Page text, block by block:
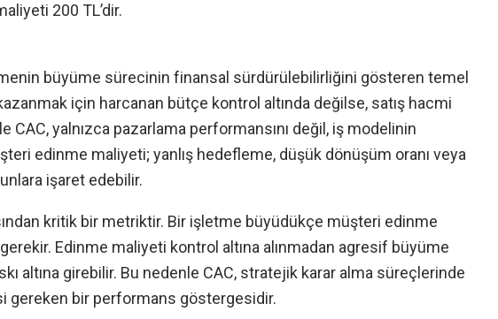
200 TL’dir.
büyüme sürecinin finansal sürdürülebilirliğini gösteren temel
için harcanan bütçe kontrol altında değilse, satış hacmi
CAC, yalnızca pazarlama performansını değil, iş modelinin
edinme maliyeti; yanlış hedefleme, düşük dönüşüm oranı veya
işaret edebilir.
kritik bir metriktir. Bir işletme büyüdükçe müşteri edinme
Edinme maliyeti kontrol altına alınmadan agresif büyüme
altına girebilir. Bu nedenle CAC, stratejik karar alma süreçlerinde
gereken bir performans göstergesidir.